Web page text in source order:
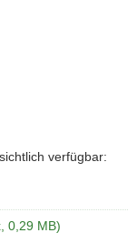
verfügbar:
0,29 MB)